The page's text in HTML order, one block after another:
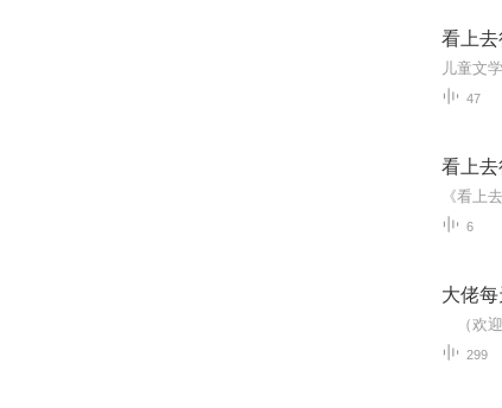
看上去
儿童文
47
看上去
6
大佬
299